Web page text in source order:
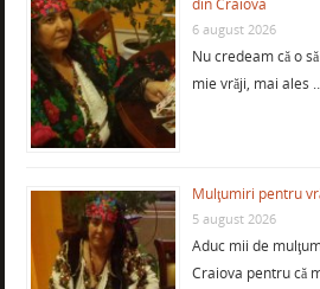
din Craiova
6 august 2026
Nu credeam că o
mie vrăji, mai ales
Mulţumiri pentru
5 august 2026
Aduc mii de
Craiova pentru că